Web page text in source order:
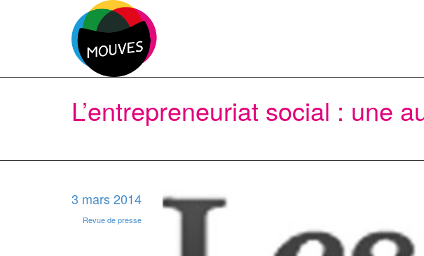
L’entrepreneuriat social : une
3 mars 2014
Revue de presse